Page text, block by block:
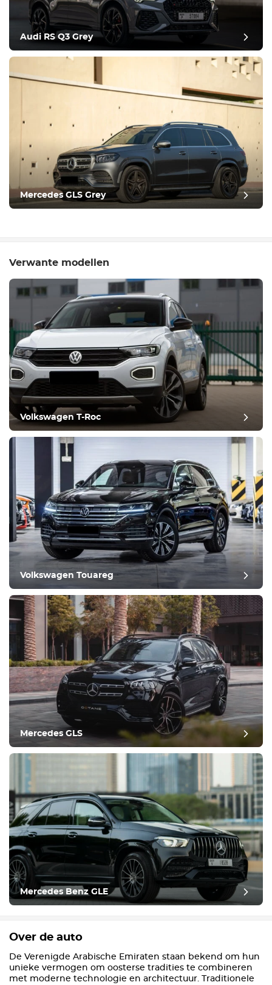
Audi RS Q3 Grey
Mercedes GLS Grey
Verwante modellen
Volkswagen T-Roc
Volkswagen Touareg
Mercedes GLS
Mercedes Benz GLE
Over de auto
De Verenigde Arabische Emiraten staan bekend om hun
unieke vermogen om oosterse tradities te combineren
met moderne technologie en architectuur. Traditionele